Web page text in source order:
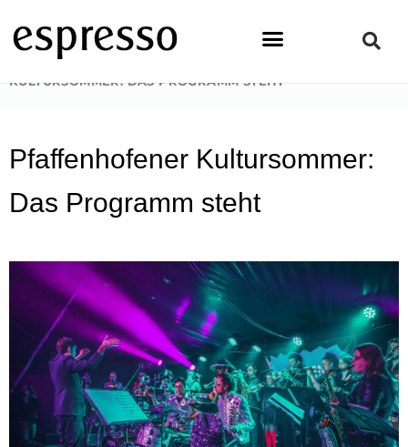
Inhalt
springen
STARTSEITE
KULTURSOMMER: DAS PROGRAMM STEHT
Pfaffenhofener Kultursommer:
Das Programm steht